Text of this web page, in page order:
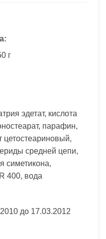
г
эдетат, кислота
парафин,
цетостеариновый,
средней цепи,
симетикона,
400, вода
до 17.03.2012